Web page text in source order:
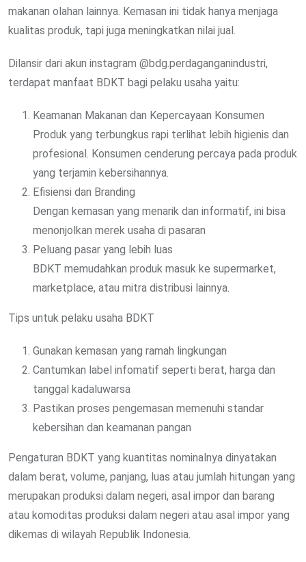
makanan olahan lainnya. Kemasan ini tidak hanya menjaga
kualitas produk, tapi juga meningkatkan nilai jual.
Dilansir dari akun instagram @bdg.perdaganganindustri,
terdapat manfaat BDKT bagi pelaku usaha yaitu:
Keamanan Makanan dan Kepercayaan Konsumen
Produk yang terbungkus rapi terlihat lebih higienis dan
profesional. Konsumen cenderung percaya pada produk
yang terjamin kebersihannya.
Efisiensi dan Branding
Dengan kemasan yang menarik dan informatif, ini bisa
menonjolkan merek usaha di pasaran
Peluang pasar yang lebih luas
BDKT memudahkan produk masuk ke supermarket,
marketplace, atau mitra distribusi lainnya.
Tips untuk pelaku usaha BDKT
Gunakan kemasan yang ramah lingkungan
Cantumkan label infomatif seperti berat, harga dan
tanggal kadaluwarsa
Pastikan proses pengemasan memenuhi standar
kebersihan dan keamanan pangan
Pengaturan BDKT yang kuantitas nominalnya dinyatakan
dalam berat, volume, panjang, luas atau jumlah hitungan yang
merupakan produksi dalam negeri, asal impor dan barang
atau komoditas produksi dalam negeri atau asal impor yang
dikemas di wilayah Republik Indonesia.